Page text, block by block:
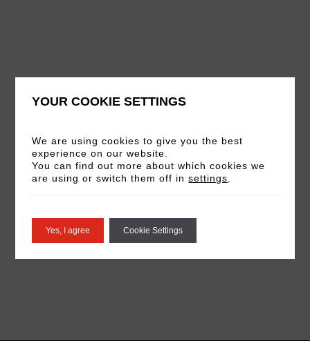
01
YOUR COOKIE SETTINGS
We are using cookies to give you the best
experience on our website.
You can find out more about which cookies we
are using or switch them off insettings
Yes, I agree Cookie Settings